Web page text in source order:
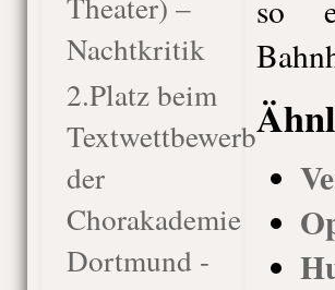
Nachtkritik
2.Platz beim
Textwettbewerb
der
Chorakademie
Dortmund -
so